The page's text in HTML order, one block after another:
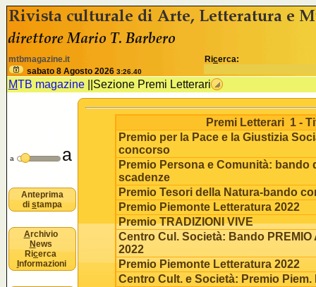
B
u
n
sabato 8 Agosto 2026 3:26.40
mtbmagazine.it Ricerca:
MTB magazine Sezione Premi Letterari
<% //deve esistere nomeSezione e idSezione come variabili
Premi Letterari 1 -
Premio per la Pace e la Giustizia
concorso
Premio Persona e Comunità: bando
scadenze
Premio Tesori della Natura-bando
Premio Piemonte Letteratura 2022
Premio TRADIZIONI VIVE
Centro Cul. Società: Bando PREMIO
2022
Premio Piemonte Letteratura 2022
Centro Cult. e Società: Premio Piem.
a a
Anteprima
di stampa
Archivio
News
Ricerca
nformazioni